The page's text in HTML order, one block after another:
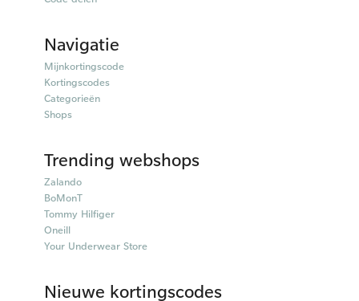
Navigatie
Mijnkortingscode
Kortingscodes
Categorieën
Shops
Trending webshops
Zalando
BoMonT
Tommy Hilfiger
Oneill
Your Underwear Store
Nieuwe kortingscodes